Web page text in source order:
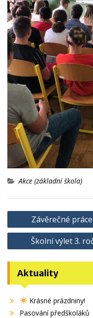
Akce (základní škola)
Navigace
pro
příspěvek
Závěrečné
Školní výlet 3.
Aktuality
Krásné prázdniny!
Pasování předškoláků